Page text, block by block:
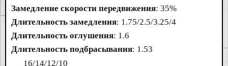
Замедление скорости передвижения: 35%
Длительность замедления: 1.75/2.5/3.25/4
Длительность оглушения: 1.6
Длительность подбрасывания: 1.53
16/14/12/10